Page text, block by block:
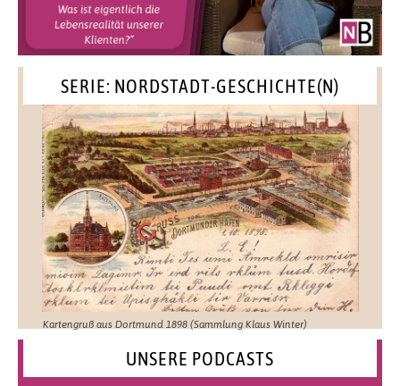
SERIE: NORDSTADT-GESCHICHTE(N)
Kartengruß aus Dortmund 1898 (Sammlung Klaus Winter)
UNSERE PODCASTS